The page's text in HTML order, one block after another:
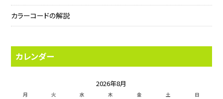
カラーコードの解説
カレンダー
2026年8月
月 火 水 木 金 土 日